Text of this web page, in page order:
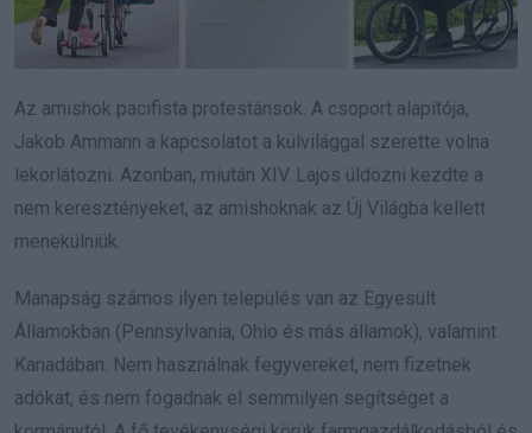
Az amishok pacifista protestánsok. A csoport alapítója,
Jakob Ammann a kapcsolatot a külvilággal szerette volna
lekorlátozni. Azonban, miután XIV. Lajos üldözni kezdte a
nem keresztényeket, az amishoknak az Új Világba kellett
menekülniük.
Manapság számos ilyen település van az Egyesült
Államokban (Pennsylvania, Ohio és más államok), valamint
Kanadában. Nem használnak fegyvereket, nem fizetnek
adókat, és nem fogadnak el semmilyen segítséget a